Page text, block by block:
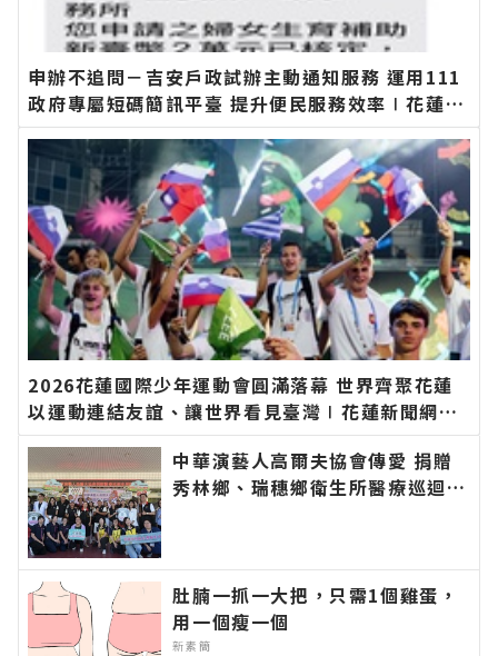
申辦不追問－吉安戶政試辦主動通知服務 運用111
政府專屬短碼簡訊平臺 提升便民服務效率∣花蓮新
聞網官方網站各類新聞－最快速的今日新聞報導 最
新的在地資訊！
2026花蓮國際少年運動會圓滿落幕 世界齊聚花蓮
以運動連結友誼、讓世界看見臺灣∣花蓮新聞網官
方網站各類新聞－最快速的今日新聞報導 最新的在
地資訊！
中華演藝人高爾夫協會傳愛 捐贈
秀林鄉、瑞穗鄉衛生所醫療巡迴車
的今日新聞報導 最新的在地資
訊！
肚腩一抓一大把，只需1個雞蛋，
用一個瘦一個
新素簡